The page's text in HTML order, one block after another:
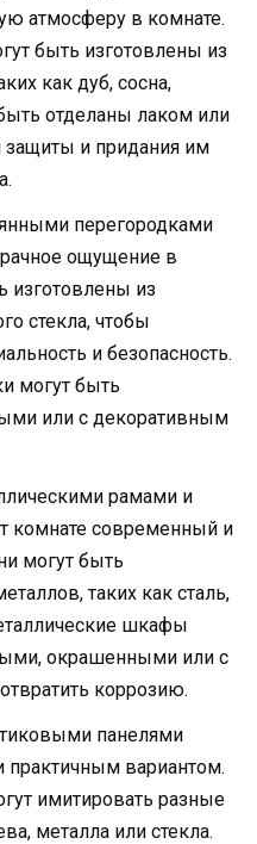
атмосферу в комнате.
быть изготовлены из
как дуб, сосна,
отделаны лаком или
и придания им
перегородками
ощущение в
изготовлены из
стекла, чтобы
и безопасность.
могут быть
или с декоративным
рамами и
комнате современный и
могут быть
таких как сталь,
шкафы
окрашенными или с
коррозию.
панелями
вариантом.
имитировать разные
металла или стекла.